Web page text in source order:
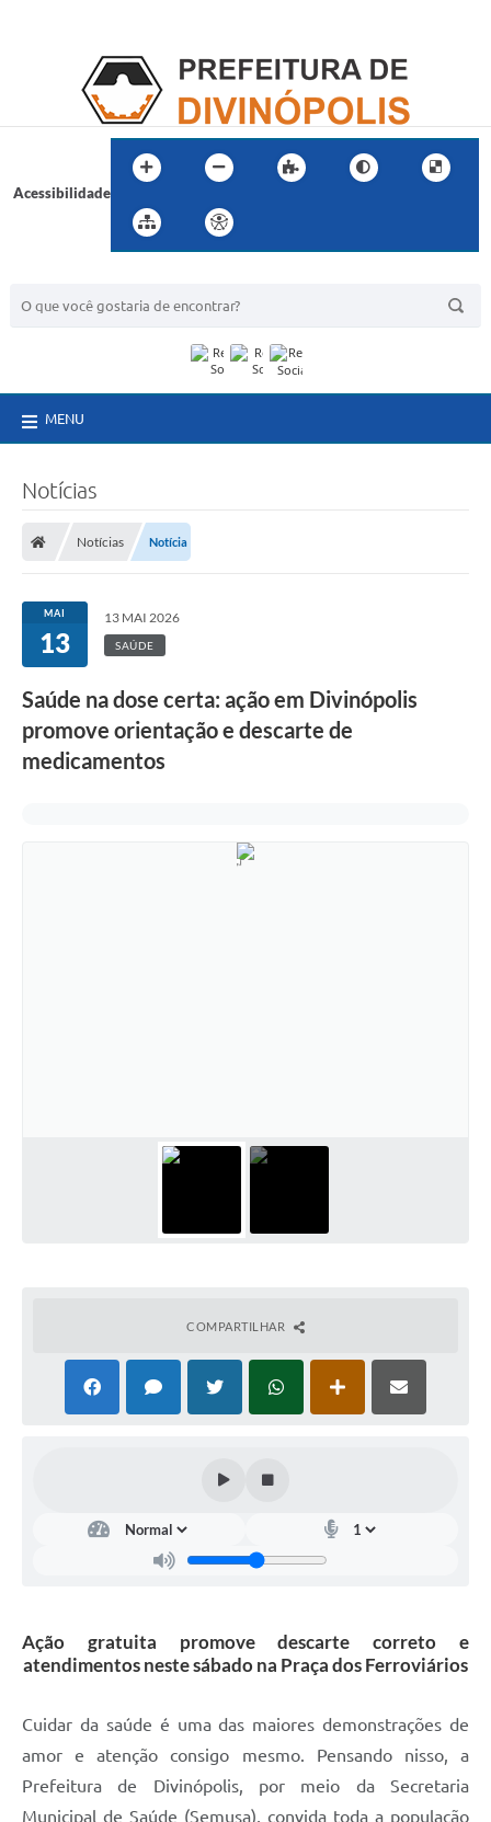
Acessibilidade
MENU
Notícias
Notícias Notícia
MAI
13
13 MAI 2026
SAÚDE
Saúde na dose certa: ação em Divinópolis
promove orientação e descarte de
medicamentos
COMPARTILHAR
Ação gratuita promove descarte correto e
atendimentos neste sábado na Praça dos Ferroviários
Cuidar da saúde é uma das maiores demonstrações de
amor e atenção consigo mesmo. Pensando nisso, a
Prefeitura de Divinópolis, por meio da Secretaria
Municipal de Saúde (Semusa), convida toda a população